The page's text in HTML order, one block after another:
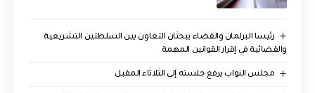
رئيسا البرلمان والقضاء يبحثان التعاون بين السلطتين التشريعية
والقضائية في إقرار القوانين المهمة
مجلس النواب يرفع جلسته إلى الثلاثاء المقبل